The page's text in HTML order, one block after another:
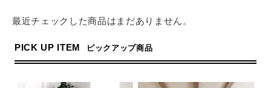
最近チェックした商品はまだありません。
PICK UP ITEM ピックアップ商品